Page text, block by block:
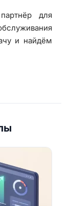
для
и найдём